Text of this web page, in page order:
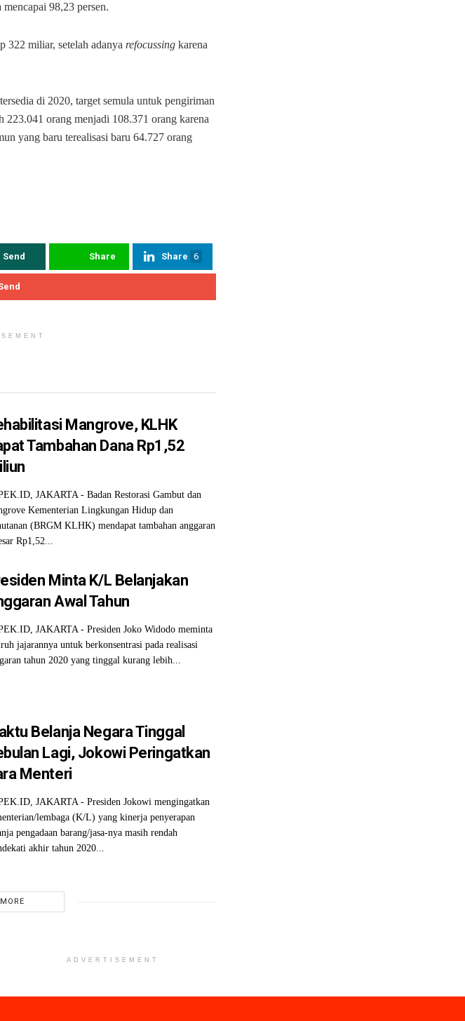
98,23 persen.
322 miliar, setelah adanya refocussing karena
di 2020, target semula untuk pengiriman
orang menjadi 108.371 orang karena
yang baru terealisasi baru 64.727 orang
Send Share Share 6
Mangrove, KLHK
Tambahan Dana Rp1,52
JAKARTA - Badan Restorasi Gambut dan
Kementerian Lingkungan Hidup dan
(BRGM KLHK) mendapat tambahan anggaran
Rp1,52...
Minta K/L Belanjakan
Awal Tahun
JAKARTA - Presiden Joko Widodo meminta
jajarannya untuk berkonsentrasi pada realisasi
tahun 2020 yang tinggal kurang lebih...
Belanja Negara Tinggal
Lagi, Jokowi Peringatkan
Menteri
JAKARTA - Presiden Jokowi mengingatkan
lembaga (K/L) yang kinerja penyerapan
pengadaan barang/jasa-nya masih rendah
akhir tahun 2020...
ADVERTISEMENT